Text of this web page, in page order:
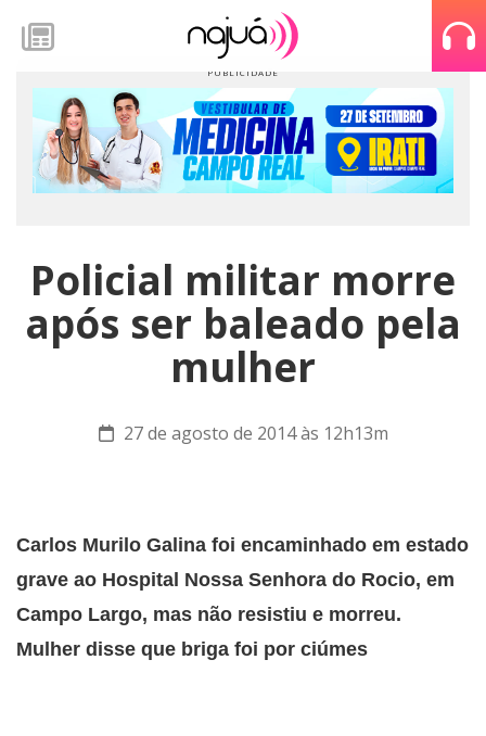
Policial militar morre
após ser baleado pela
mulher
27 de agosto de 2014 às 12h13m
Carlos Murilo Galina foi encaminhado em estado
grave ao Hospital Nossa Senhora do Rocio, em
Campo Largo, mas não resistiu e morreu.
Mulher disse que briga foi por ciúmes